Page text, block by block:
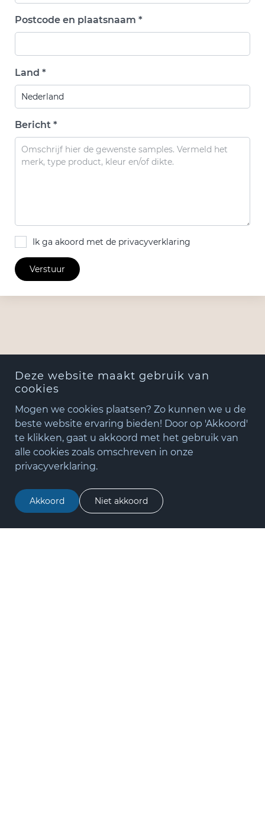
Deze website maakt gebruik van
cookies
Mogen we cookies plaatsen? Zo kunnen we u de
beste website ervaring bieden! Door op 'Akkoord'
te klikken, gaat u akkoord met het gebruik van
alle cookies zoals omschreven in onze
privacyverklaring.
Akkoord Niet akkoord
+31(0)348 - 75 06 82
matude@matude.nl
zoeken
Postcode en plaatsnaam *
Land *
Bericht *
Ik ga akoord met de privacyverklaring
Verstuur